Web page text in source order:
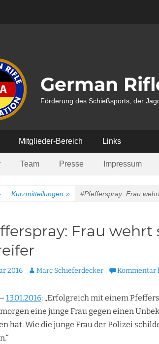
German
Förderung des Schießsports, der
Mitglieder-Bereich Links
Team Presse Impressum
Kurzmitteilungen » #Pfefferspray: Frau
Frau
2016 Autor
Marc Schieferdecker Kommentar
13.01.2016: „Erfolgreich mit einem
eine junge Frau gegen einen
hat. Wie die junge Frau der Polizei